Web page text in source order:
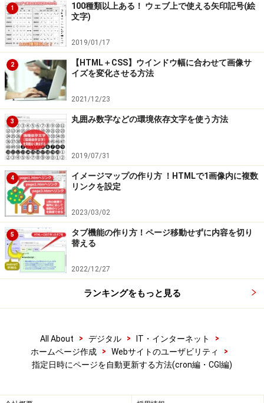
1
100種類以上ある！ ウェブ上で使える矢印記号(絵
文字)
2019/01/17
2
【HTML＋CSS】ウインドウ幅に合わせて画像サ
イズを変化させる方法
2021/12/23
3 丸囲み数字などの環境依存文字を使う方法
2019/07/31
4
イメージマップの作り方 ！HTMLで1画像内に複数
リンクを設定
2023/03/02
5
タブ機能の作り方！ページ移動せずに内容を切り
替える
2022/12/27
ランキングをもっと見る
All About > デジタル > IT・インターネット
>
ホームページ作成
> Webサイトのユーザビリティ
>
指定日時にページを自動更新する方法(cron編・CGI編)